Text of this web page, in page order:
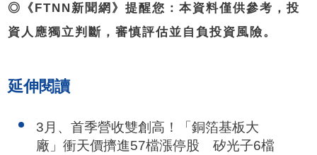
◎《FTNN新聞網》提醒您：本資料僅供參考，投
資人應獨立判斷，審慎評估並自負投資風險。
延伸閱讀
3月、首季營收雙創高！「銅箔基板大
廠」衝天價擠進57檔漲停股 矽光子6檔